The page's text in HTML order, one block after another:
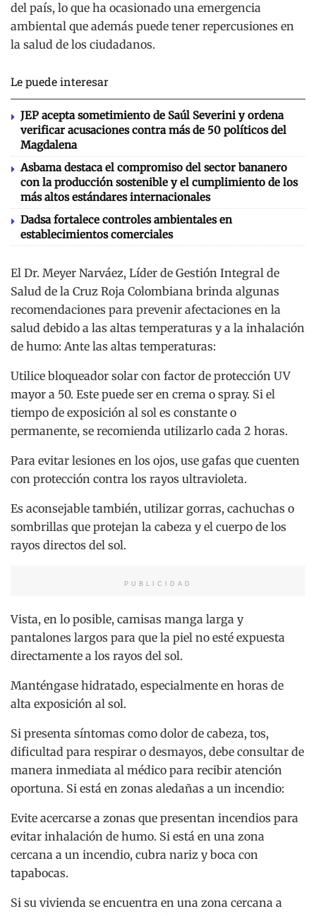
del país, lo que ha ocasionado una emergencia
ambiental que además puede tener repercusiones en
la salud de los ciudadanos.
Le puede interesar
JEP acepta sometimiento de Saúl Severini y ordena
verificar acusaciones contra más de 50 políticos del
Magdalena
Asbama destaca el compromiso del sector bananero
con la producción sostenible y el cumplimiento de los
más altos estándares internacionales
Dadsa fortalece controles ambientales en
establecimientos comerciales
El Dr. Meyer Narváez, Líder de Gestión Integral de
Salud de la Cruz Roja Colombiana brinda algunas
recomendaciones para prevenir afectaciones en la
salud debido a las altas temperaturas y a la inhalación
de humo: Ante las altas temperaturas:
Utilice bloqueador solar con factor de protección UV
mayor a 50. Este puede ser en crema o spray. Si el
tiempo de exposición al sol es constante o
permanente, se recomienda utilizarlo cada 2 horas.
Para evitar lesiones en los ojos, use gafas que cuenten
con protección contra los rayos ultravioleta.
Es aconsejable también, utilizar gorras, cachuchas o
sombrillas que protejan la cabeza y el cuerpo de los
rayos directos del sol.
PUBLICIDAD
Vista, en lo posible, camisas manga larga y
pantalones largos para que la piel no esté expuesta
directamente a los rayos del sol.
Manténgase hidratado, especialmente en horas de
alta exposición al sol.
Si presenta síntomas como dolor de cabeza, tos,
dificultad para respirar o desmayos, debe consultar de
manera inmediata al médico para recibir atención
oportuna. Si está en zonas aledañas a un incendio:
Evite acercarse a zonas que presentan incendios para
evitar inhalación de humo. Si está en una zona
cercana a un incendio, cubra nariz y boca con
tapabocas.
Si su vivienda se encuentra en una zona cercana a